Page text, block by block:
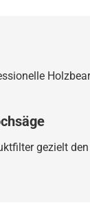
gezielt